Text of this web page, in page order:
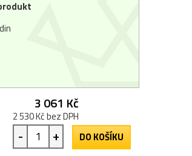
3 061 Kč
2 530 Kč bez DPH
- + DO KOŠÍKU